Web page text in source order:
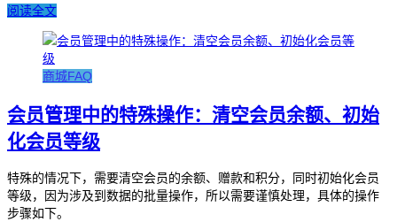
阅读全文
商城FAQ
会员管理中的特殊操作：清空会员余额、初始
化会员等级
特殊的情况下，需要清空会员的余额、赠款和积分，同时初始化会员
等级，因为涉及到数据的批量操作，所以需要谨慎处理，具体的操作
步骤如下。